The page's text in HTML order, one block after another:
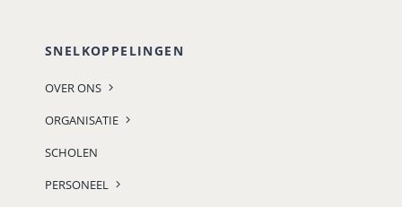
SNELKOPPELINGEN
OVER ONS
ORGANISATIE
SCHOLEN
PERSONEEL